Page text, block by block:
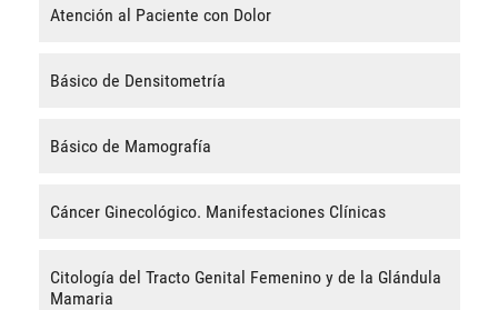
Atención al Paciente con Dolor
Básico de Densitometría
Básico de Mamografía
Cáncer Ginecológico. Manifestaciones Clínicas
Citología del Tracto Genital Femenino y de la Glándula
Mamaria